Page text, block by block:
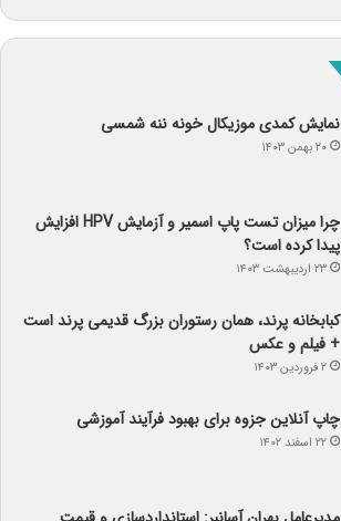
نمایش کمدی موزیکال خونه ننه شمسی
۲۰ بهمن ۱۴۰۳
چرا میزان تست پاپ اسمیر و آزمایش HPV افزایش
پیدا کرده است؟
۲۳ اردیبهشت ۱۴۰۳
کبابخانه پرند، همان رستوران بزرگ قدیمی پرند است
+ فیلم و عکس
۲ فروردین ۱۴۰۳
چاپ آنلاین جزوه برای بهبود فرآیند آموزشی
۲۲ اسفند ۱۴۰۲